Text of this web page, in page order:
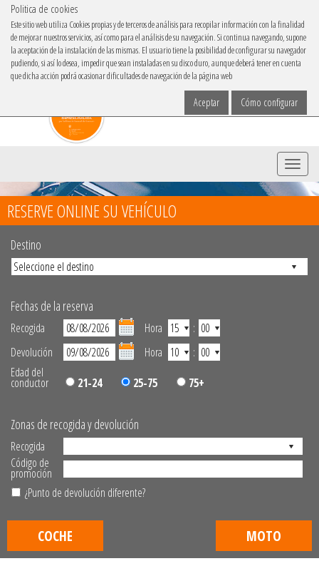
Politica de cookies
Este sitio web utiliza Cookies propias y de terceros de análisis para recopilar información con la finalidad
de mejorar nuestros servicios, así como para el análisis de su navegación. Si continua navegando, supone
la aceptación de la instalación de las mismas. El usuario tiene la posibilidad de configurar su navegador
pudiendo, si así lo desea, impedir que sean instaladas en su disco duro, aunque deberá tener en cuenta
que dicha acción podrá ocasionar dificultades de navegación de la página web
Cómo configurar
Aceptar
Elige tu idioma
Menu
RESERVE ONLINE SU VEHÍCULO
Destino
Fechas de la reserva
Recogida Hora
:
Devolución
Hora
:
Edad del
conductor 21-24 25-75 75+
Zonas de recogida y devolución
Recogida
Código de
promoción
¿Punto de devolución diferente?
COCHE MOTO